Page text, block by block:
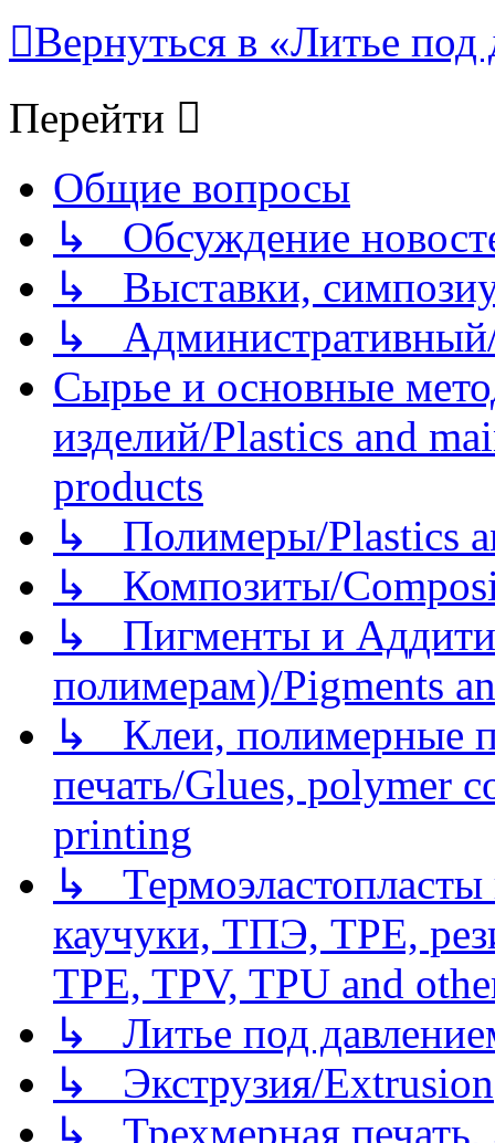
Вернуться в «Литье
Перейти
Общие вопросы
↳ Обсуждение
↳ Выставки,
↳
Сырье и основные
изделий/Plastics and
products
↳ Полимеры/Plastics
↳ Композиты/
↳ Пигменты и
полимерам)/Pigments
↳ Клеи, полимерные
печать/Glues, polymer
printing
↳
каучуки, ТПЭ, TPE,
TPE, TPV, TPU and
↳ Литье под
↳ Экструзия/Extrusion
↳ Трехмерная